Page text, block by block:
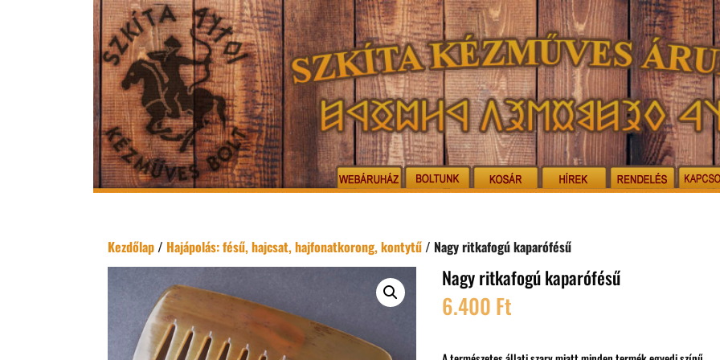
Kezdőlap/ Hajápolás: fésű, hajcsat, hajfonatkorong, kontytű/ Nagy ritkafogú kaparófésű
Nagy ritkafogú kaparófésű
6.400 Ft